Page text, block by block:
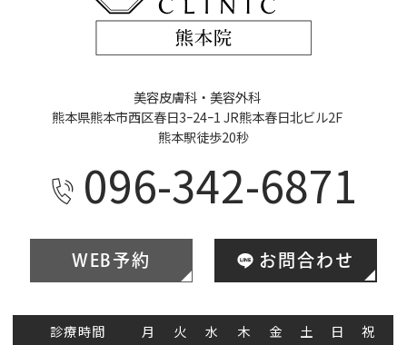
美容皮膚科・美容外科
熊本県熊本市西区春日3ｰ24ｰ1 JR熊本春日北ビル2F
熊本駅徒歩20秒
096-342-6871
WEB予約 お問合わせ
診療時間 月 火 水 木 金 土 日 祝